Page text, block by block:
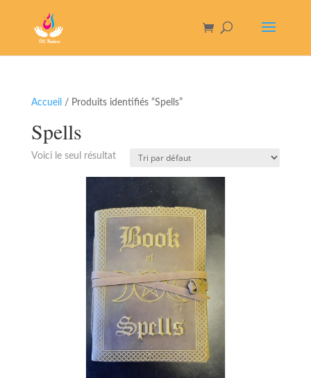
Accueil / Produits identifiés “Spells”
Spells
Voici le seul résultat